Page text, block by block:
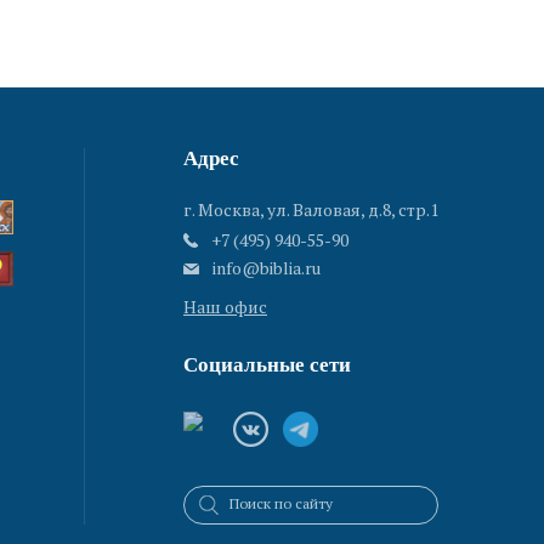
Адрес
г. Москва, ул. Валовая, д.8, стр.1
+7 (495) 940-55-90
info@biblia.ru
Наш офис
Социальные сети